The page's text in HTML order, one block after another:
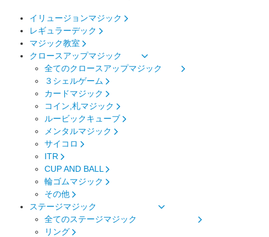
イリュージョンマジック
レギュラーデック
マジック教室
クロースアップマジック
全てのクロースアップマジック
３シェルゲーム
カードマジック
コイン,札マジック
ルービックキューブ
メンタルマジック
サイコロ
ITR
CUP AND BALL
輪ゴムマジック
その他
ステージマジック
全てのステージマジック
リング